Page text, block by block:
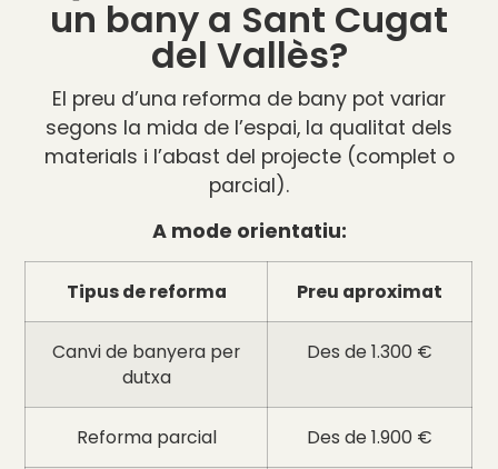
un bany a Sant Cugat
del Vallès?
El preu d’una reforma de bany pot variar
segons la mida de l’espai, la qualitat dels
materials i l’abast del projecte (complet o
parcial).
A mode orientatiu:
Tipus de reforma Preu aproximat
Canvi de banyera per
dutxa
Des de 1.300 €
Reforma parcial Des de 1.900 €